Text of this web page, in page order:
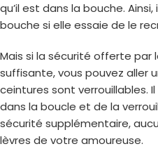
qu’il est dans la bouche.
bouche si elle essaie de le
Mais si la sécurité offerte par
suffisante, vous pouvez aller
ceintures sont verrouillables.
dans la boucle et de la
sécurité supplémentaire,
lèvres de votre amoureuse.